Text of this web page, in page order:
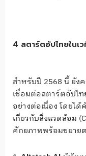
4 สตาร์ตอัปไทยในเ
สำหรับปี 2568 นี้ ยัง
เชื่อมต่อสตาร์ตอัปไท
อย่างต่อเนื่อง โดยไ
เกี่ยวกับสิ่งแวดล้อม
ศักยภาพพร้อมขยาย